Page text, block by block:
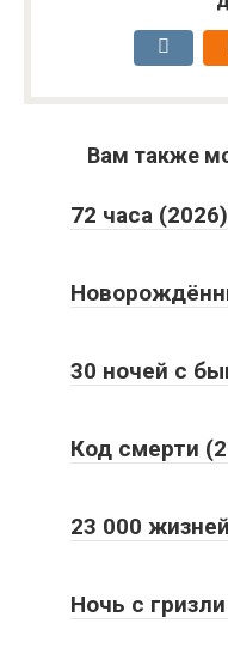
Вам также
72 часа (2026)
30 ночей с
Код смерти
23 000
Ночь с